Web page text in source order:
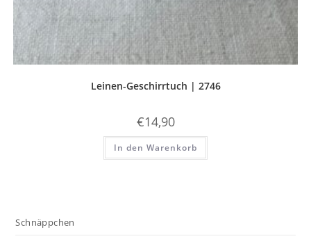
Leinen-Geschirrtuch | 2746
€14,90
In den Warenkorb
Schnäppchen